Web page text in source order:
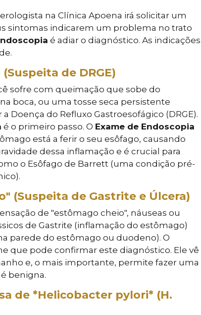
na Clínica Apoena irá solicitar um
sintomas indicarem um problema no trato
é adiar o diagnóstico. As indicações
de DRGE)
sofre com queimação que sobe do
boca, ou uma tosse seca persistente
Doença do Refluxo Gastroesofágico (DRGE).
é o primeiro passo. O Exame de Endoscopia
está a ferir o seu esôfago, causando
dessa inflamação e é crucial para
o Esôfago de Barrett (uma condição pré-
(Suspeita de Gastrite e Úlcera)
de "estômago cheio", náuseas ou
de Gastrite (inflamação do estômago)
parede do estômago ou duodeno). O
que pode confirmar este diagnóstico. Ele vê
e, o mais importante, permite fazer uma
benigna.
de *Helicobacter pylori* (H.